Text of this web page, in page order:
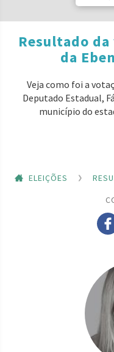
Resultado
da
Veja como foi a
Deputado Estadual,
município do
ELEIÇÕES